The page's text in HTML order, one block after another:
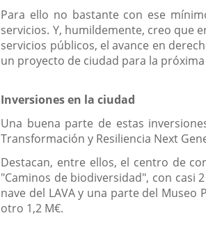
Para ello no bastante con ese
servicios. Y, humildemente, creo que
servicios públicos, el avance en
un proyecto de ciudad para la
Inversiones en la ciudad
Una buena parte de estas
Transformación y Resiliencia Next
Destacan, entre ellos, el centro de
"Caminos de biodiversidad", con casi
nave del LAVA y una parte del
otro 1,2 M€.